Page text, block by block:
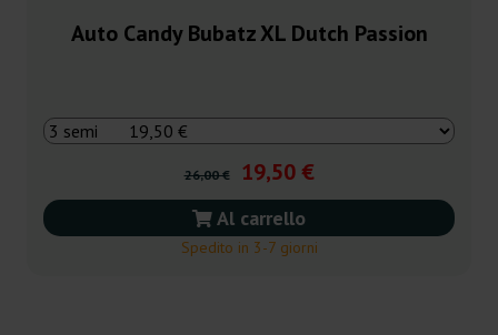
Auto Candy Bubatz XL Dutch Passion
26,00 € 19,50 €
Al carrello
Spedito in 3-7 giorni